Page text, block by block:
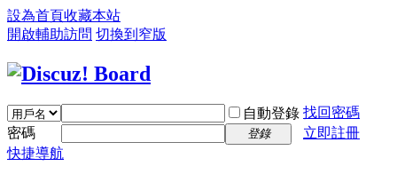
設為首頁收藏本站
開啟輔助訪問 切換到窄版
自動登錄 找回密碼
密碼
登錄
立即註冊
快捷導航